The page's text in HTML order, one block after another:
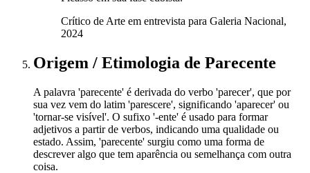
Crítico de Arte em entrevista para Galeria Nacional,
2024
Origem / Etimologia de Parecente
A palavra 'parecente' é derivada do verbo 'parecer', que por
sua vez vem do latim 'parescere', significando 'aparecer' ou
'tornar-se visível'. O sufixo '-ente' é usado para formar
adjetivos a partir de verbos, indicando uma qualidade ou
estado. Assim, 'parecente' surgiu como uma forma de
descrever algo que tem aparência ou semelhança com outra
coisa.